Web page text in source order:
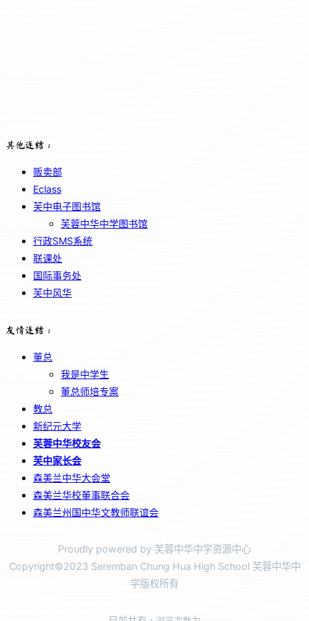
其他连结：
贩卖部
Eclass
芙中电子图书馆
芙蓉中华中学图书馆
行政SMS系统
联课处
国际事务处
芙中风华
友情连结：
董总
我是中学生
董总师培专案
教总
新纪元大学
芙蓉中华校友会
芙中家长会
森美兰中华大会堂
森美兰华校董事联合会
森美兰州国中华文教师联谊会
Proudly powered by 芙蓉中华中学资源中心
Copyright©2023 Seremban Chung Hua High School 芙蓉中华中
学版权所有